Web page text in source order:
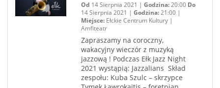
Od 14 Sierpnia 2021 | Godzina:20:00 Do
14 Sierpnia 2021 | Godzina:21:00 |
Miejsce:Ełckie Centrum Kultury |
Amfiteatr
Zapraszamy na coroczny,
wakacyjny wieczór z muzyką
jazzową ! Podczas Ełk Jazz Night
2021 wystąpią: Jazzalians Skład
zespołu: Kuba Szulc – skrzypce